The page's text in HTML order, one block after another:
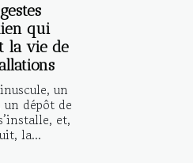
qui
la vie de
un
dépôt de
et,
la...